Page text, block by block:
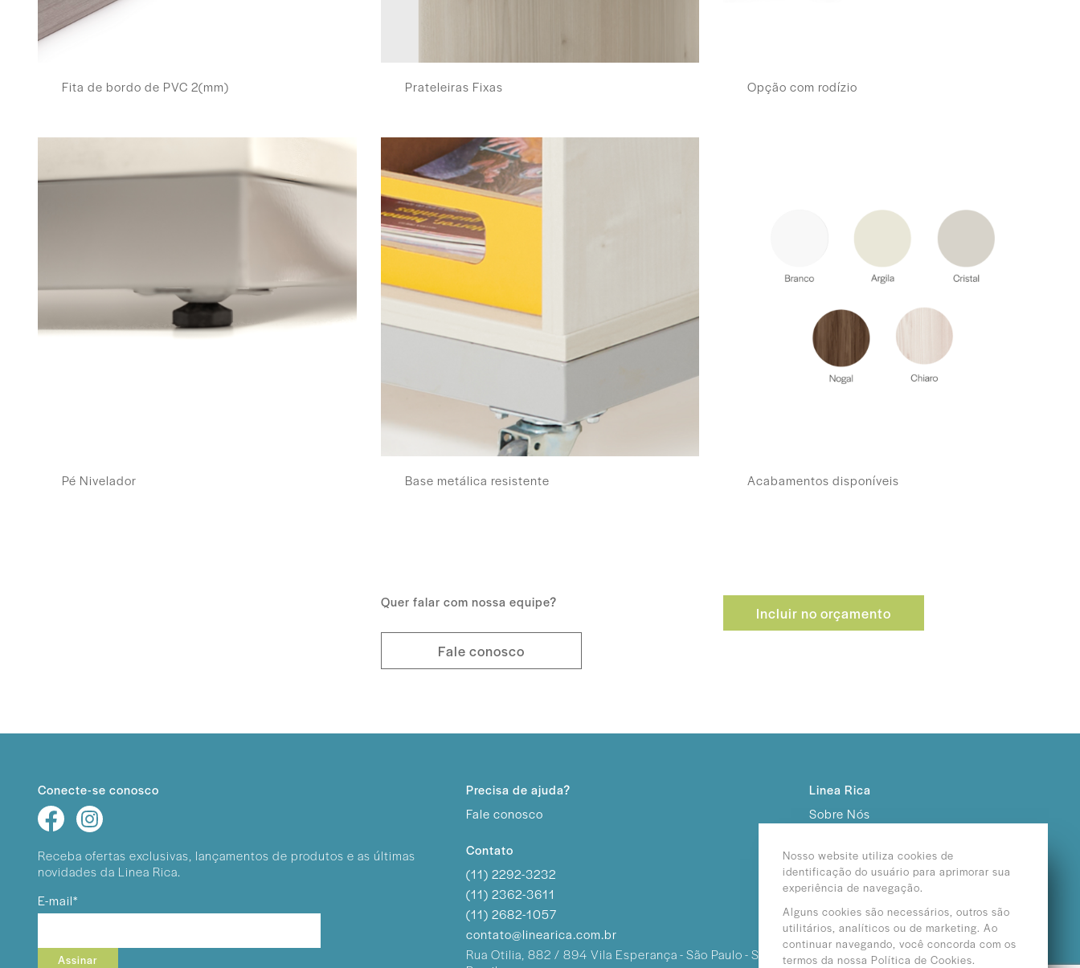
Fita de bordo de PVC 2(mm) Prateleiras Fixas Opção com rodízio
Pé Nivelador Base metálica resistente Acabamentos disponíveis
Quer falar com nossa equipe?
Fale conosco
Incluir no orçamento
Conecte-se conosco
Receba ofertas exclusivas, lançamentos de produtos e as últimas
novidades da Linea Rica.
E-mail*
Assinar
Precisa de ajuda?
Fale conosco
Contato
(11) 2292-3232
(11) 2362-3611
(11) 2682-1057
contato@linearica.com.br
Rua Otilia, 882 / 894Vila Esperança - São Paulo - SP /
Linea Rica
Sobre Nós
Nosso website utiliza cookies de
identificação do usuário para aprimorar sua
experiência de navegação.
Alguns cookies são necessários, outros são
utilitários, analíticos ou de marketing. Ao
continuar navegando, você concorda com os
termos da nossa Política de Cookies.